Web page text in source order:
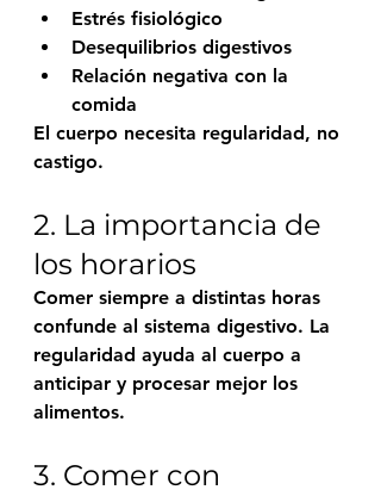
Estrés fisiológico
Desequilibrios digestivos
Relación negativa con la
comida
El cuerpo necesita regularidad, no
castigo.
2. La importancia de
los horarios
Comer siempre a distintas horas
confunde al sistema digestivo. La
regularidad ayuda al cuerpo a
anticipar y procesar mejor los
alimentos.
3. Comer con